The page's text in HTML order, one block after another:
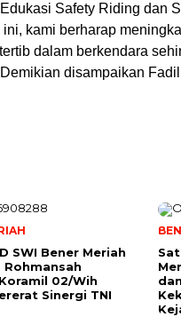
Safety Riding dan
kami berharap
dalam berkendara
disampaikan
SWI Bener Meriah
02/Wih
Sinergi TNI